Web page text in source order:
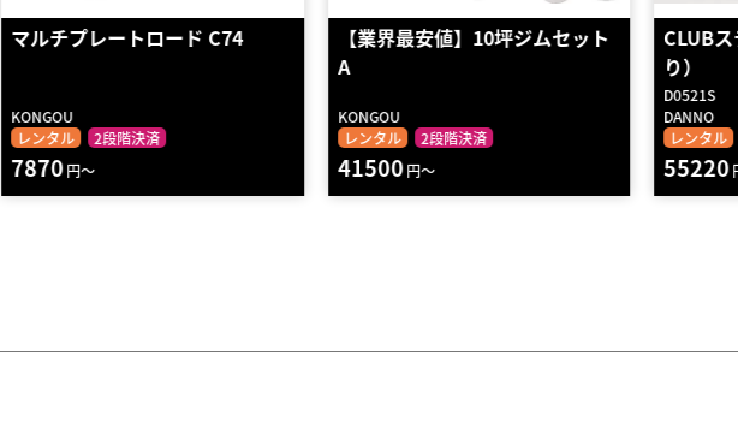
マルチプレートロード C74
KONGOU
レンタル
2段階決済
7870円～
【業界最安値】10坪ジムセット
KONGOU
レンタル
2段階決済
41500円～
CLUBス
り）
D0521S
DANNO
レンタル
55220円